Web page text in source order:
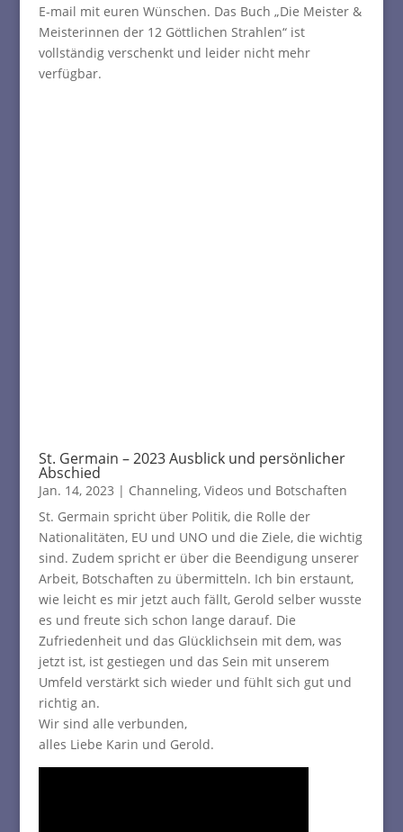
E-mail mit euren Wünschen. Das Buch „Die Meister &
Meisterinnen der 12 Göttlichen Strahlen“ ist
vollständig verschenkt und leider nicht mehr
verfügbar.
St. Germain – 2023 Ausblick und persönlicher
Abschied
Jan. 14, 2023 | Channeling, Videos und Botschaften
St. Germain spricht über Politik, die Rolle der
Nationalitäten, EU und UNO und die Ziele, die wichtig
sind. Zudem spricht er über die Beendigung unserer
Arbeit, Botschaften zu übermitteln. Ich bin erstaunt,
wie leicht es mir jetzt auch fällt, Gerold selber wusste
es und freute sich schon lange darauf. Die
Zufriedenheit und das Glücklichsein mit dem, was
jetzt ist, ist gestiegen und das Sein mit unserem
Umfeld verstärkt sich wieder und fühlt sich gut und
richtig an.
Wir sind alle verbunden,
alles Liebe Karin und Gerold.